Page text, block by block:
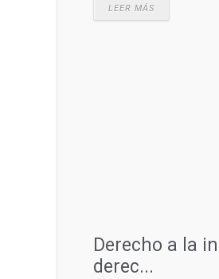
LEER MÁS
Derecho a la
derec...